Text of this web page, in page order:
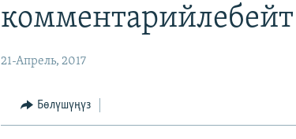
комментарийлебейт
21-Апрель, 2017
Бөлүшүңүз